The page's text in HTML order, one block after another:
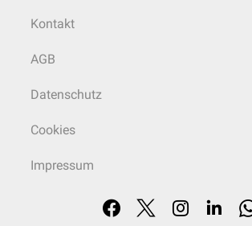
Kontakt
AGB
Datenschutz
Cookies
Impressum